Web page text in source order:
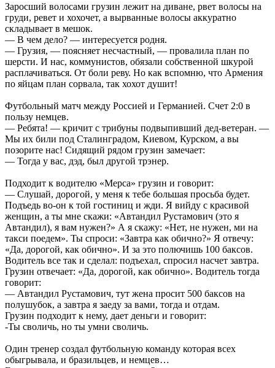
Заросший волосами грузин лежит на диване, рвет волосы на
груди, ревет и хохочет, а вырванные волосы аккуратно
складывает в мешок.
— В чем дело? — интересуется родня.
— Грузия, — поясняет несчастный, — провалила план по
шерсти. И нас, коммунистов, обязали собственной шкурой
расплачиваться. От боли реву. Но как вспомню, что Армения
по яйцам план сорвала, так хохот душит!
Футбольный матч между Россией и Германией. Счет 2:0 в
пользу немцев.
— Ребята! — кричит с трибуны подвыпивший дед-ветеран. —
Мы их били под Сталинградом, Киевом, Курском, а вы
позорите нас! Сидящий рядом грузин замечает:
— Тогда у вас, дэд, был другой трэнер.
Подходит к водителю «Мерса» грузин и говорит:
— Слушай, дорогой, у меня к тебе большая просьба будет.
Подъедь во-он к той гостиниц и жди. Я вийду с красивой
женщин, а ты мне скажи: «Автандил Рустамович (это я
Автандил), я вам нужен?» А я скажу: «Нет, не нужен, ми на
такси поедем». Ты спроси: «Завтра как обично?» Я отвечу:
«Да, дорогой, как обично». И за это полючишь 100 баксов.
Водитель все так и сделал: подъехал, спросил насчет завтра.
Грузин отвечает: «Да, дорогой, как обично». Водитель тогда
говорит:
— Автандил Рустамович, тут жена просит 500 баксов на
полушубок, а завтра я заеду за вами, тогда и отдам.
Грузин подходит к нему, дает деньги и говорит:
-Ты своличь, но ты умни своличь.
Один тренер создал футбольную команду которая всех
обыгрывала, и бразильцев, и немцев…